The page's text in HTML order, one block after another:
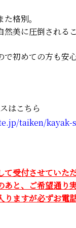
格別。
美に圧倒される
初めての方も安
はこちら
taiken/kayak-
受付させていた
あと、ご希望通
ますが必ずお電